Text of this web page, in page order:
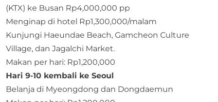
(KTX) ke Busan Rp4,000,000 pp
Menginap di hotel Rp1,300,000/malam
Kunjungi Haeundae Beach, Gamcheon Culture
Village, dan Jagalchi Market.
Makan per hari: Rp1,200,000
Hari 9-10 kembali ke Seoul
Belanja di Myeongdong dan Dongdaemun